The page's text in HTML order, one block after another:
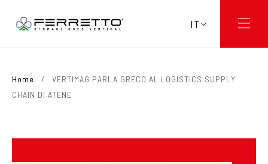
IT
Home /
VERTIMAG PARLA GRECO AL LOGISTICS SUPPLY
CHAIN DI ATENE